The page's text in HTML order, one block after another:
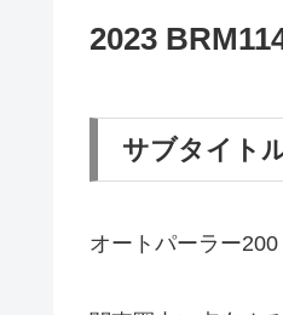
2023
サブタイト
オートパーラー200